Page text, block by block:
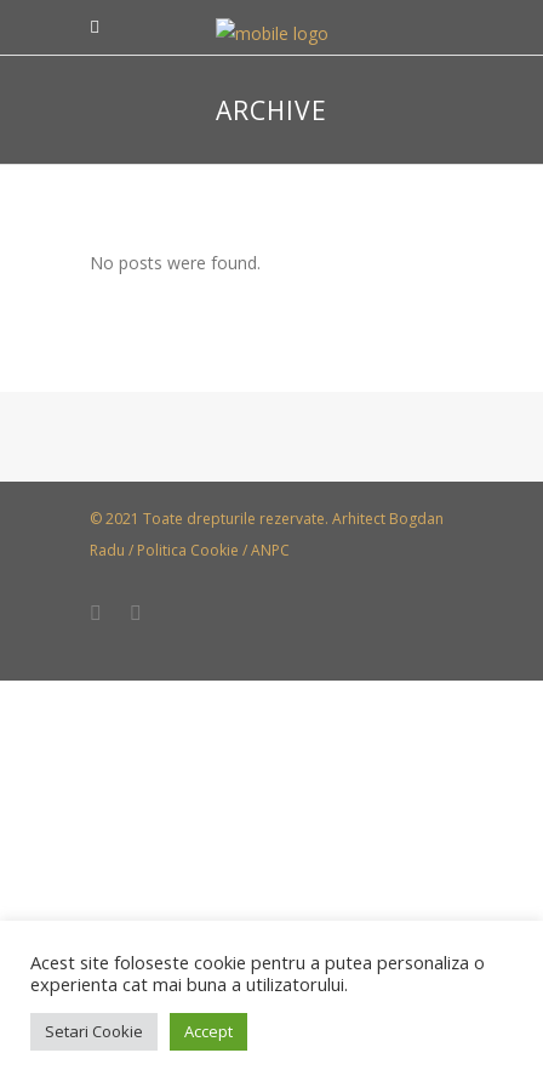
ARCHIVE
No posts were found.
© 2021 Toate drepturile rezervate. Arhitect Bogdan
Radu / Politica Cookie /ANPC
Acest site foloseste cookie pentru a putea personaliza o
experienta cat mai buna a utilizatorului.
Setari Cookie Accept